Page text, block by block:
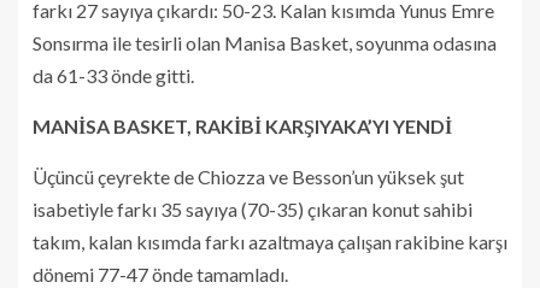
farkı 27 sayıya çıkardı: 50-23. Kalan kısımda Yunus Emre
Sonsırma ile tesirli olan Manisa Basket, soyunma odasına
da 61-33 önde gitti.
MANİSA BASKET, RAKİBİ KARŞIYAKA’YI YENDİ
Üçüncü çeyrekte de Chiozza ve Besson’un yüksek şut
isabetiyle farkı 35 sayıya (70-35) çıkaran konut sahibi
takım, kalan kısımda farkı azaltmaya çalışan rakibine karşı
dönemi 77-47 önde tamamladı.